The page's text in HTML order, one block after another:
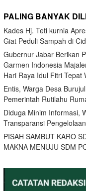
PALING BANYAK
Kades Hj. Teti kurnia
Giat Peduli Sampah di
Gubernur Jabar Berikan
Garmen Indonesia
Hari Raya Idul Fitri Tepat
Entis, Warga Desa
Pemerintah Rutilahu
Diduga Minim Informasi,
Transparansi
PISAH SAMBUT KARO
MAKNA MENUJU SDM